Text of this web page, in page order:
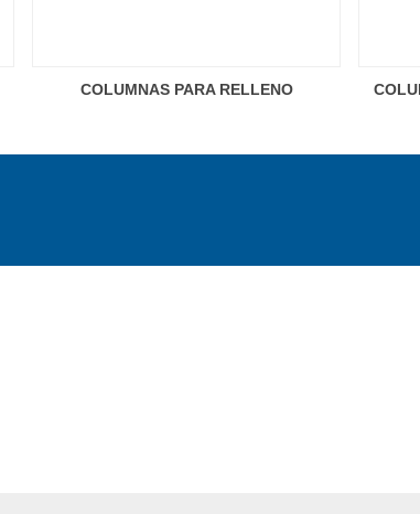
COLUMNAS PARA RELLENO